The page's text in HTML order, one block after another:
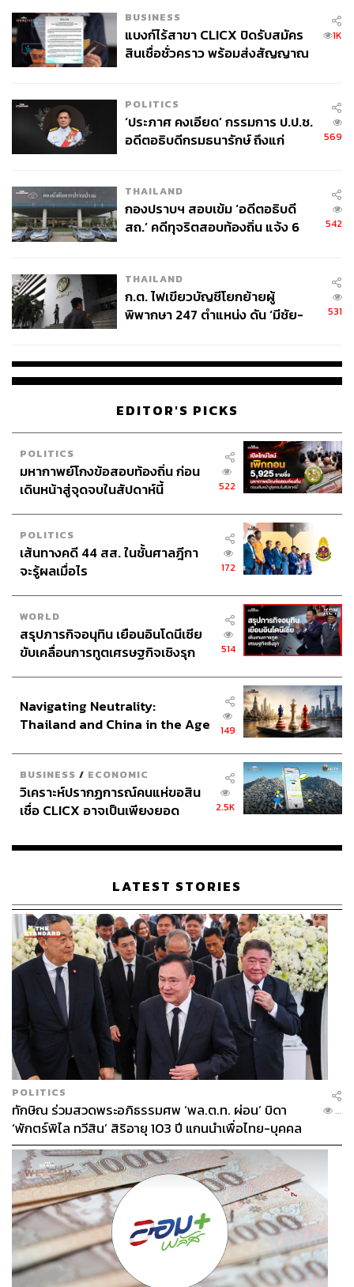
ABOUT THE AUTHOR
BUSINESS
แบงก์ไร้สาขา CLICX ปิดรับสมัคร
สินเชื่อชั่วคราว พร้อมส่งสัญญาณ
1K
POLITICS
‘ประภาศ คงเอียด’ กรรมการ ป.ป.ช.
อดีตอธิบดีกรมธนารักษ์ ถึงแก่
569
THAILAND
กองปราบฯ สอบเข้ม ‘อดีตอธิบดี
สถ.’ คดีทุจริตสอบท้องถิ่น แจ้ง 6
542
THAILAND
ก.ต. ไฟเขียวบัญชีโยกย้ายผู้
พิพากษา 247 ตำแหน่ง ดัน ‘มีชัย-
531
EDITOR'S PICKS
POLITICS
มหากาพย์โกงข้อสอบท้องถิ่น ก่อน
เดินหน้าสู่จุดจบในสัปดาห์นี้
522
POLITICS
เส้นทางคดี 44 สส. ในชั้นศาลฎีกา
จะรู้ผลเมื่อไร
172
WORLD
สรุปภารกิจอนุทิน เยือนอินโดนีเซีย
ขับเคลื่อนการทูตเศรษฐกิจเชิงรุก
514
Navigating Neutrality:
Thailand and China in the Age
149
BUSINESS / ECONOMIC
วิเคราะห์ปรากฏการณ์คนแห่ขอสิน
เชื่อ CLICX อาจเป็นเพียงยอด
เรือนไทยที่ถูกซุกไว้
2.5K
LATEST STORIES
POLITICS
ทักษิณ ร่วมสวดพระอภิธรรมศพ ‘พล.ต.ท. ผ่อน’ บิดา
‘พักตร์พิไล ทวีสิน’ สิริอายุ 103 ปี แกนนำเพื่อไทย-บุคคล
หลากวงการร่วมอาลัย
...